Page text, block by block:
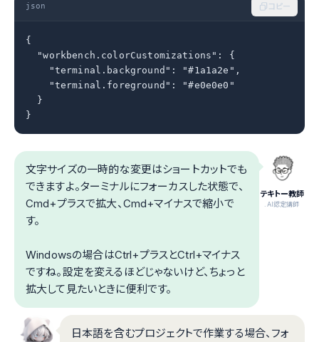
json コピー
{
  "workbench.colorCustomizations": {
    "terminal.background": "#1a1a2e",
    "terminal.foreground": "#e0e0e0"
  }
}
テキトー教師
.AI認定講師
文字サイズの一時的な変更はショートカットでも
できますよ。ターミナルにフォーカスした状態で、
Cmd+プラスで拡大、Cmd+マイナスで縮小で
す。
Windowsの場合はCtrl+プラスとCtrl+マイナス
ですね。設定を変えるほどじゃないけど、ちょっと
拡大して見たいときに便利です。
日本語を含むプロジェクトで作業する場合、フォ